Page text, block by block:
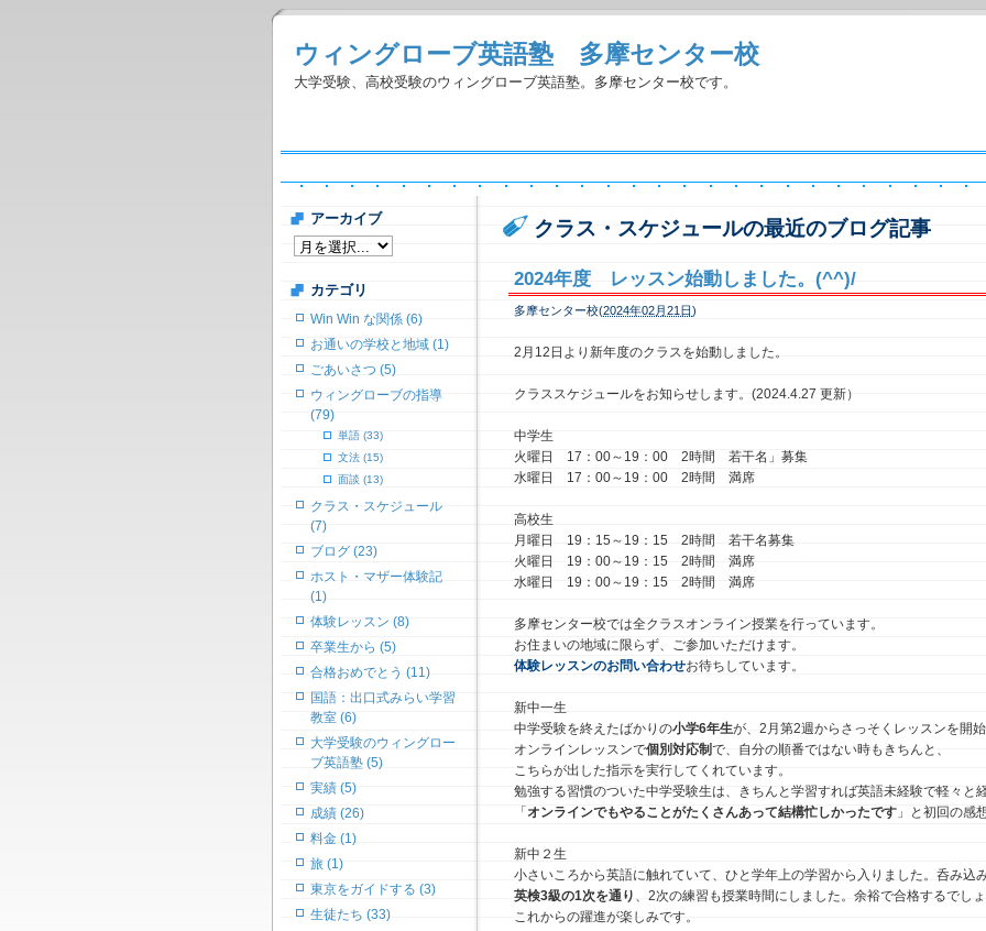
ウィングローブ英語塾 多摩センター校
大学受験、高校受験のウィングローブ英語塾。多摩センター校です。
クラス・スケジュールの最近のブログ記事
2024年度 レッスン始動しました。(^^)/
多摩センター校(2024年02月21日)
2月12日より新年度のクラスを始動しました。
クラススケジュールをお知らせします。(2024.4.27 更新）
中学生
火曜日 17：00～19：00 2時間 若干名」募集
水曜日 17：00～19：00 2時間 満席
高校生
月曜日 19：15～19：15 2時間 若干名募集
火曜日 19：00～19：15 2時間 満席
水曜日 19：00～19：15 2時間 満席
多摩センター校では全クラスオンライン授業を行っています。
お住まいの地域に限らず、ご参加いただけます。
体験レッスンのお問い合わせお待ちしています。
新中一生
中学受験を終えたばかりの小学6年生が、2月第2週からさっそくレッスンを開
オンラインレッスンで個別対応制で、自分の順番ではない時もきちんと、
こちらが出した指示を実行してくれています。
勉強する習慣のついた中学受験生は、きちんと学習すれば英語未経験で軽々と
「 オンラインでもやることがたくさんあって結構忙しかったです 」と初回の感
新中２生
小さいころから英語に触れていて、ひと学年上の学習から入りました。呑み込
英検3級の1次を通り 、2次の練習も授業時間にしました。余裕で合格するでし
これからの躍進が楽しみです。
アーカイブ
カテゴリ
Win Win な関係 (6)
お通いの学校と地域 (1)
ごあいさつ (5)
ウィングローブの指導
(79)
単語 (33)
文法 (15)
面談 (13)
クラス・スケジュール
(7)
ブログ (23)
ホスト・マザー体験記
(1)
体験レッスン (8)
卒業生から (5)
合格おめでとう (11)
国語：出口式みらい学習
教室 (6)
大学受験のウィングロー
ブ英語塾 (5)
実績 (5)
成績 (26)
料金 (1)
旅 (1)
東京をガイドする (3)
生徒たち (33)